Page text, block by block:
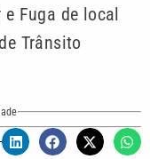
Fuga de local
Trânsito